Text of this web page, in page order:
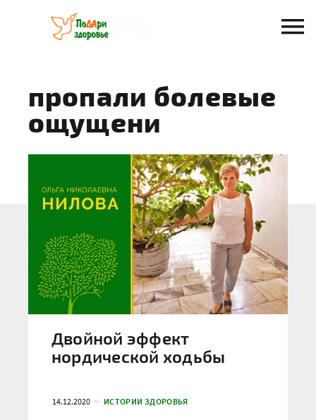
содержанию
пропали болевые
ощущени
Двойной эффект
нордической ходьбы
14.12.2020 ИСТОРИИ ЗДОРОВЬЯ